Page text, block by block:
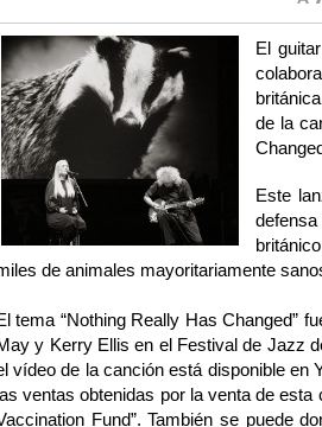
El
de la
Este
de animales mayoritariamente
tema “Nothing Really Has Changed”
y Kerry Ellis en el Festival de Jazz
vídeo de la canción está disponible en
ventas obtenidas por la venta de
Fund”. También se puede